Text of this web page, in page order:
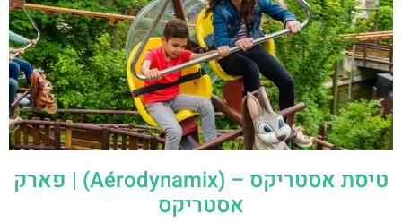
טיסת אסטריקס – (Aérodynamix) | פארק
אסטריקס